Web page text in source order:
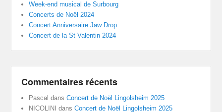
Week-end musical de Surbourg
Concerts de Noël 2024
Concert Anniversaire Jaw Drop
Concert de la St Valentin 2024
Commentaires récents
Pascal dansConcert de Noël Lingolsheim 2025
NICOLINI
dansConcert de Noël Lingolsheim 2025